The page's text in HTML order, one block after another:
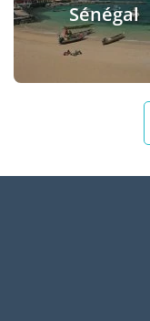
Sénégal